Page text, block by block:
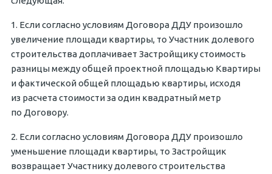
1. Если согласно условиям Договора ДДУ произошло
увеличение площади квартиры, то Участник долевого
строительства доплачивает Застройщику стоимость
разницы между общей проектной площадью Квартиры
и фактической общей площадью квартиры, исходя
из расчета стоимости за один квадратный метр
по Договору.
2. Если согласно условиям Договора ДДУ произошло
уменьшение площади квартиры, то Застройщик
возвращает Участнику долевого строительства